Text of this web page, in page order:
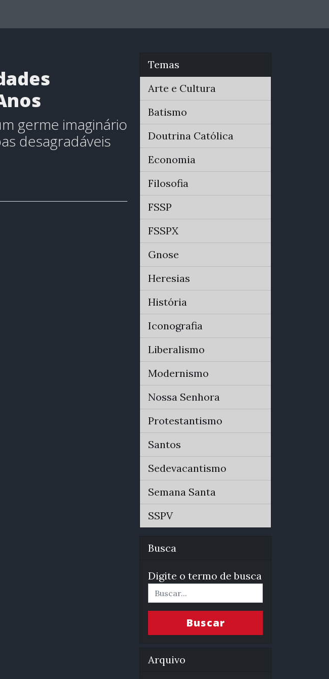
germe imaginário
desagradáveis
Temas
Arte e Cultura
Batismo
Doutrina Católica
Economia
Filosofia
FSSP
FSSPX
Gnose
Heresias
História
Iconografia
Liberalismo
Modernismo
Nossa Senhora
Protestantismo
Santos
Sedevacantismo
Semana Santa
SSPV
Busca
Digite o termo de busca
Buscar
Arquivo